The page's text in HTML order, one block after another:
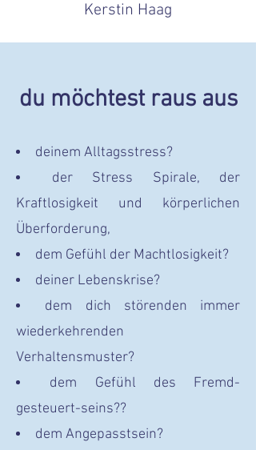
Kerstin Haag
du möchtest raus aus
deinem Alltagsstress?
der Stress Spirale, der
Kraftlosigkeit und körperlichen
Überforderung,
dem Gefühl der Machtlosigkeit?
deiner Lebenskrise?
dem dich störenden immer
wiederkehrenden
Verhaltensmuster?
dem Gefühl des Fremd-
gesteuert-seins??
dem Angepasstsein?